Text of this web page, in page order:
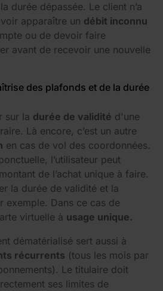
durée dépassée. Le client n’a
apparaître un débit inconnu
ou de devoir faire
avant de recevoir une nouvelle
des plafonds et de la durée
sur la durée de validité d'une
Là encore, c’est un autre
en cas de vol des coordonnées.
l’utilisateur peut
de l’achat unique à faire.
la durée de validité et la
exemple. Dans ce cas de
virtuelle à usage unique.
dématérialisé sert aussi à
récurrents (tous les mois par
Le titulaire doit
ses limites de